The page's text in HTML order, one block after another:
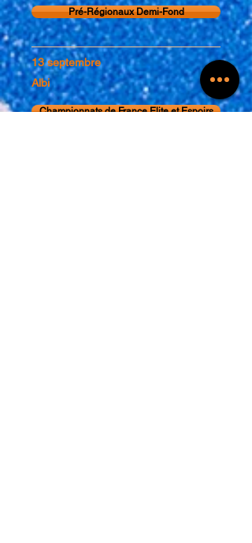
Pré-Régionaux Demi-Fond
13 septembre
Albi
Championnats de France Elite et Espoirs